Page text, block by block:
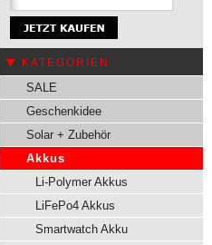
KATEGORIEN
SALE
Geschenkidee
Solar + Zubehör
Akkus
Li-Polymer Akkus
LiFePo4 Akkus
Smartwatch Akku